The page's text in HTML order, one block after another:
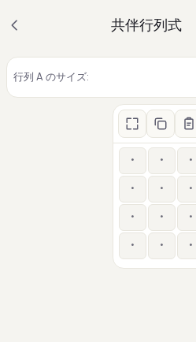
共伴行列式
行列 A のサイズ: